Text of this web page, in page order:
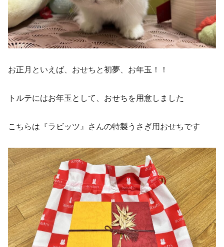
お正月といえば、おせちと初夢、お年玉！！
トルテにはお年玉として、おせちを用意しました
こちらは『ラビッツ』さんの特製うさぎ用おせちです